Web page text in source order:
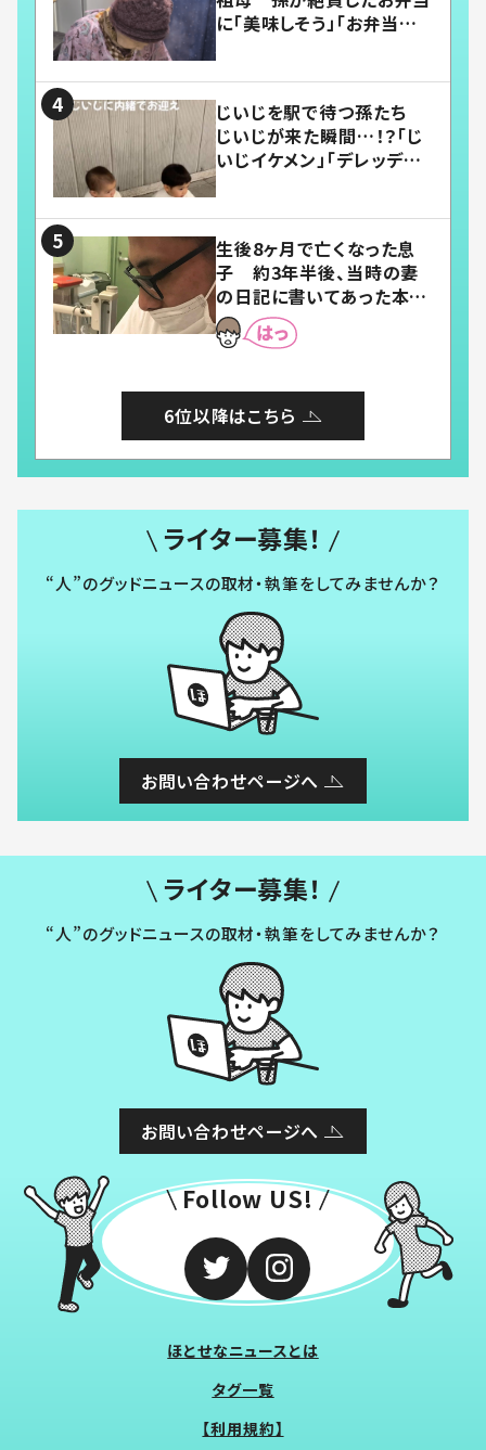
に「美味しそう」「お弁当すご
じいじを駅で待つ孫たち
じいじが来た瞬間…！？「じ
いじイケメン」「デレッデレ」
生後8ヶ月で亡くなった息
子 約3年半後、当時の妻
の日記に書いてあった本音
とは
6位以降はこちら
ライター募集！
“人”のグッドニュースの取材・執筆をしてみませんか？
お問い合わせページへ
ライター募集！
“人”のグッドニュースの取材・執筆をしてみませんか？
お問い合わせページへ
Follow US!
ほとせなニュースとは
タグ一覧
【利用規約】